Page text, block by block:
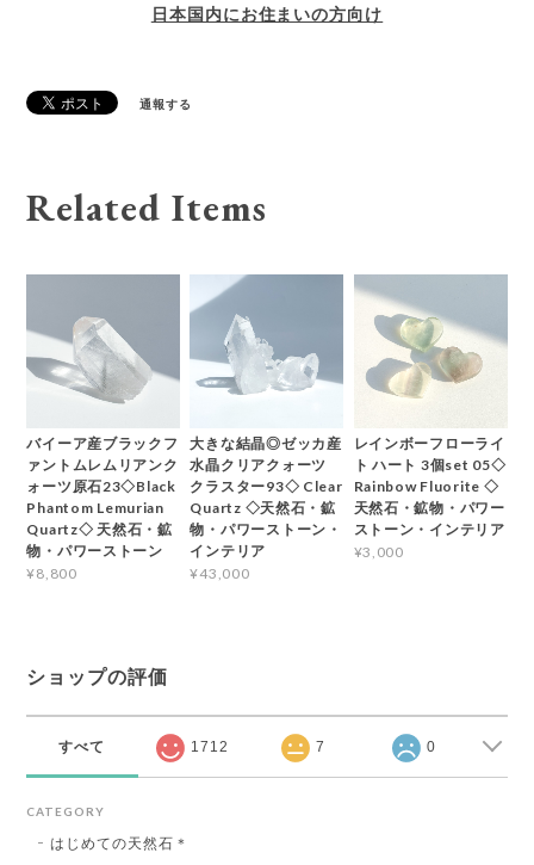
日本国内にお住まいの方向け
通報する
Related Items
バイーア産ブラックフ
ァントムレムリアンク
ォーツ原石23◇Black
Phantom Lemurian
Quartz◇ 天然石・鉱
物・パワーストーン
¥8,800
大きな結晶◎ゼッカ産
水晶クリアクォーツ
クラスター93◇ Clear
Quartz ◇天然石・鉱
物・パワーストーン・
インテリア
¥43,000
レインボーフローライ
ト ハート 3個set 05◇
Rainbow Fluorite ◇
天然石・鉱物・パワー
ストーン・インテリア
¥3,000
ショップの評価
すべて 1712 7 0
CATEGORY
はじめての天然石＊